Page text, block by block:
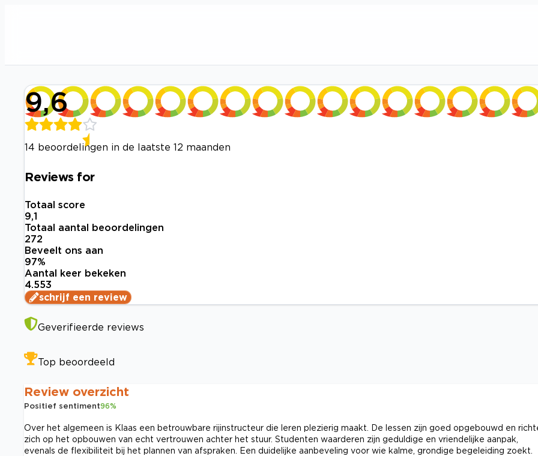
9,6
14 beoordelingen in de laatste 12 maanden
Reviews for
Totaal score
9,1
Totaal aantal beoordelingen
272
Beveelt ons aan
97%
Aantal keer bekeken
4.553
schrijf een review
Geverifieerde reviews
Top beoordeeld
Review overzicht
Positief sentiment96%
Over het algemeen is Klaas een betrouwbare rijinstructeur die leren plezierig maakt. De lessen zijn goed opgebouwd en
zich op het opbouwen van echt vertrouwen achter het stuur. Studenten waarderen zijn geduldige en vriendelijke aanpak,
evenals de flexibiliteit bij het plannen van afspraken. Een duidelijke aanbeveling voor wie kalme, grondige begeleiding zoekt.